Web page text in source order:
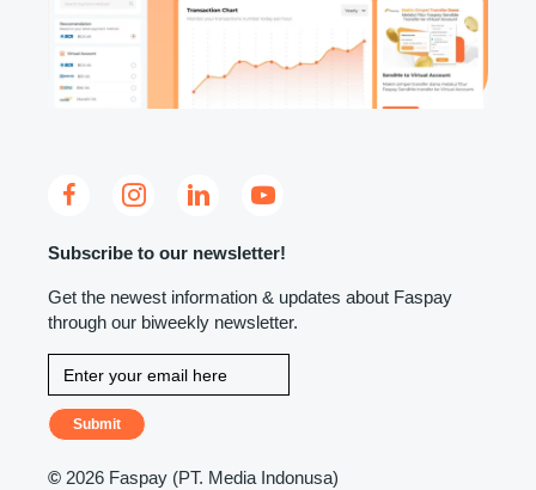
Subscribe to our newsletter!
Get the newest information & updates about Faspay
through our biweekly newsletter.
Submit
© 2026 Faspay (PT. Media Indonusa)